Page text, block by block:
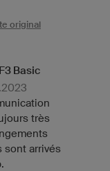
original
Basic
très
sont arrivés